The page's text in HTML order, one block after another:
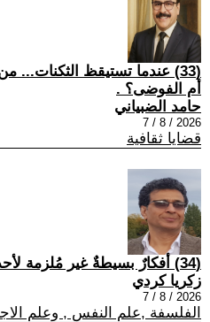
(33) عندما تستيقظ الثكنات...
أم الفوضى؟ .
حامد الضبياني
2026 / 8 / 7
قضايا ثقافية
(34) أفكارٌ بسيطةٌ غير مُلزمة لأحد ..101
زكريا كردي
2026 / 8 / 7
الفلسفة ,علم النفس , وعلم